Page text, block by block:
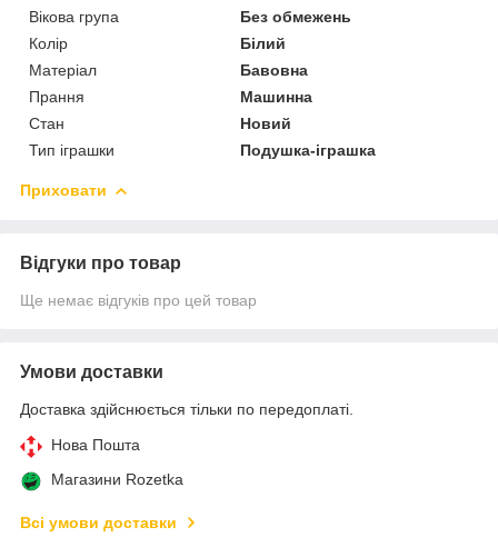
Вікова група
Без обмежень
Колір
Білий
Матеріал
Бавовна
Прання
Машинна
Стан
Новий
Тип іграшки
Подушка-іграшка
Приховати
Відгуки про товар
Ще немає відгуків про цей товар
Умови доставки
Доставка здійснюється тільки по передоплаті.
Нова Пошта
Магазини Rozetka
Всі умови доставки